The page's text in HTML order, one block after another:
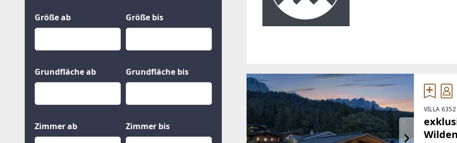
Größe ab Größe bis
Grundfläche ab Grundfläche bis
Zimmer ab Zimmer bis
Im Gries 27
6370 Kitzbühel
TELEFON
+43 676 704 71 20
https://
EMAIL
office@kitzimmo.at
VILLA